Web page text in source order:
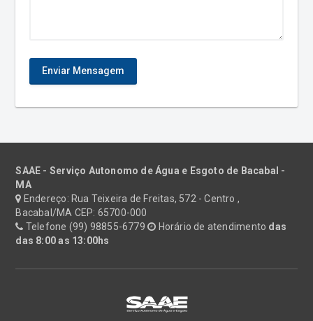
Enviar Mensagem
SAAE - Serviço Autonomo de Água e Esgoto de Bacabal -
MA
Endereço: Rua Teixeira de Freitas, 572 - Centro ,
Bacabal/MA CEP: 65700-000
Telefone (99) 98855-6779
Horário de atendimento das
das 8:00 as 13:00hs